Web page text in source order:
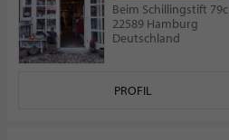
Beim Schillingstift 79c
22589 Hamburg
Deutschland
PROFIL